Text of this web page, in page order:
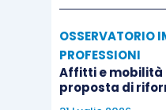
OSSERVATORIO
PROFESSIONI
Affitti e mobilità
proposta di